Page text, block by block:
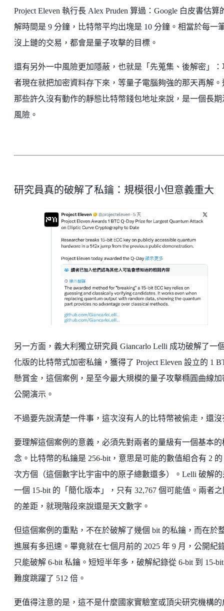
Project Eleven 執行長 Alex Pruden 算過：Google 白皮書估算
解時間是 9 分鐘，比特幣平均出塊是 10 分鐘。相當於每一
沒上鏈的交易，都會是量子攻擊的目標。
還有另外一中風險更加隱蔽，也就是「先蒐集、後解密」：
者現在就把加密資料存下來，等量子電腦夠強的那天再解。
那些許久沒有動作的靜態比特幣錢包地址來說，是一個長期
風險。
研究員真的破解了私鑰：規模很小但意義重大
另一方面，義大利獨立研究員 Giancarlo Lelli 成功破解了一
化版的比特幣式加密私鑰，獲得了 Project Eleven 設立的 1
懸賞金，這個案例，是至今最大規模的量子攻擊橢圓曲線加
公開演示。
不過要先說清楚一件事，這次沒有人的比特幣被偷走，還沒
要理解這個案例的意義，必須先對兩者的量級有一個基本的
念。比特幣的私鑰是 256-bit，意思是可能的數值組合有 2 的
次方個（這個數字比宇宙中的原子總數還多）。Lelli 破解的
一個 15-bit 的「簡化版本」，只有 32,767 個可能值。兩者
的差距，就現階段來說還是天文數字。
但這個案例的重點，不在於破解了幾個 bit 的私鑰，而在於
進展有多迅速。畢竟就在七個月前的 2025 年 9 月，公開紀
只能破解 6-bit 私鑰。短短半年多，破解紀錄從 6-bit 到 15-
難度跳躍了 512 倍。
更值得注意的是，這不是什麼國家實驗室或頂尖研究機構的